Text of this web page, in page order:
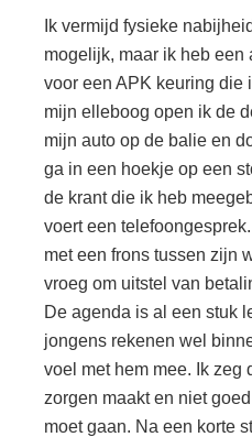
Ik vermijd fysieke
mogelijk, maar ik heb een
voor een APK keuring die
mijn elleboog open ik de
mijn auto op de balie en
ga in een hoekje op een
de krant die ik heb
voert een
met een frons tussen zijn
vroeg om uitstel van
De agenda is al een stuk
jongens rekenen wel
voel met hem mee. Ik zeg
zorgen maakt en niet
moet gaan. Na een korte